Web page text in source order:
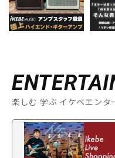
楽しむ 学ぶ イケベエンタ